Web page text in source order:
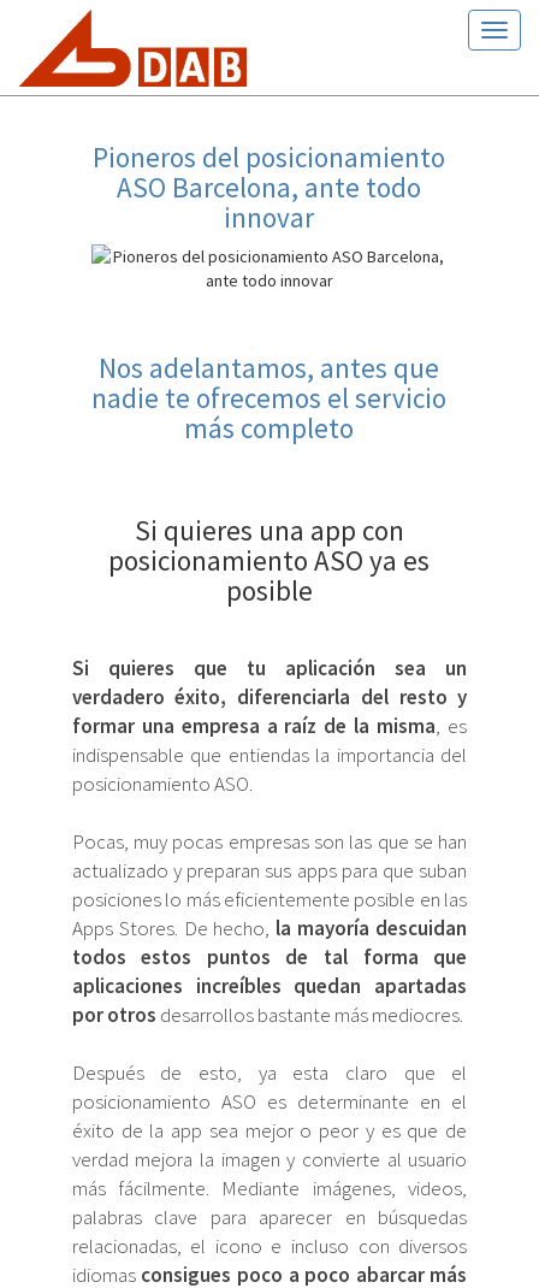
Pioneros del posicionamiento
ASO Barcelona, ante todo
innovar
Nos adelantamos, antes que
nadie te ofrecemos el servicio
más completo
Si quieres una app con
posicionamiento ASO ya es
posible
Si quieres que tu aplicación sea un
verdadero éxito, diferenciarla del resto y
formar una empresa a raíz de la misma, es
indispensable que entiendas la importancia del
posicionamiento ASO.
Pocas, muy pocas empresas son las que se han
actualizado y preparan sus apps para que suban
posiciones lo más eficientemente posible en las
Apps Stores. De hecho, la mayoría descuidan
todos estos puntos de tal forma que
aplicaciones increíbles quedan apartadas
por otros desarrollos bastante más mediocres.
Después de esto, ya esta claro que el
posicionamiento ASO es determinante en el
éxito de la app sea mejor o peor y es que de
verdad mejora la imagen y convierte al usuario
más fácilmente. Mediante imágenes, videos,
palabras clave para aparecer en búsquedas
relacionadas, el icono e incluso con diversos
idiomas consigues poco a poco abarcar más